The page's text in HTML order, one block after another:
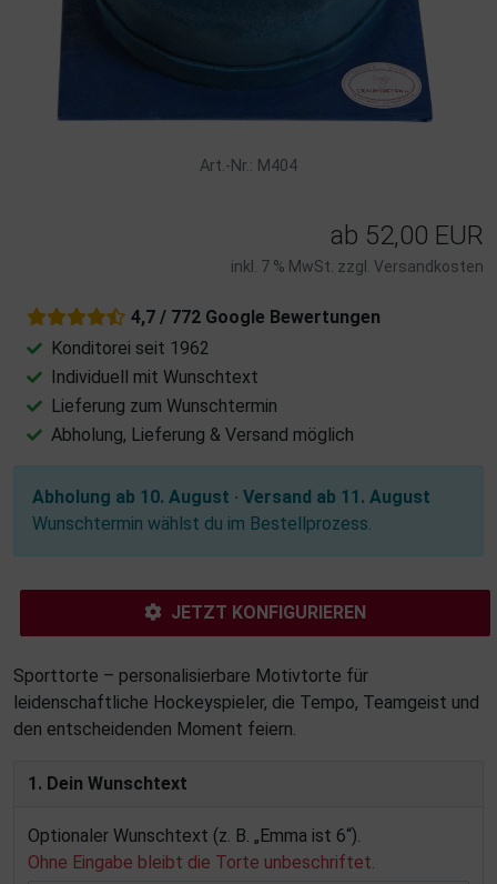
Art.-Nr.: M404
ab 52,00 EUR
inkl. 7 % MwSt. zzgl. Versandkosten
4,7 / 772 Google Bewertungen
Konditorei seit 1962
Individuell mit Wunschtext
Lieferung zum Wunschtermin
Abholung, Lieferung & Versand möglich
Abholung ab 10. August · Versand ab 11. August
Wunschtermin wählst du im Bestellprozess.
JETZT KONFIGURIEREN
Sporttorte – personalisierbare Motivtorte für
leidenschaftliche Hockeyspieler, die Tempo, Teamgeist und
den entscheidenden Moment feiern.
1. Dein Wunschtext
Optionaler Wunschtext (z. B. „Emma ist 6“).
Ohne Eingabe bleibt die Torte unbeschriftet.